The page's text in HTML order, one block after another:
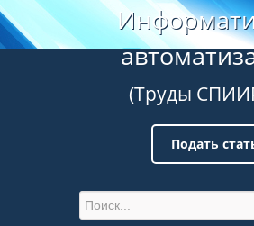
(Труды
Подать